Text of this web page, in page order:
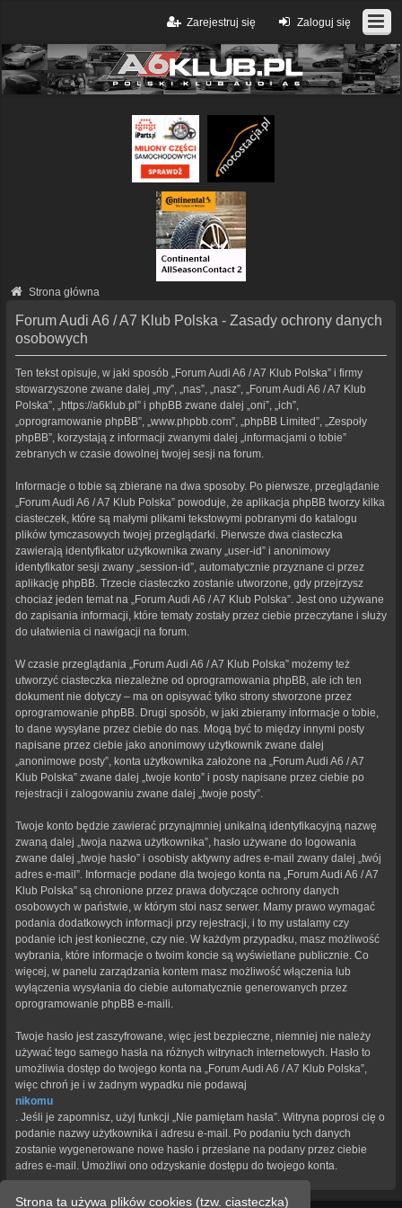
Strona ta używa plików cookies (tzw. ciasteczka)
Zaloguj się
Zarejestruj się
Strona główna
Forum Audi A6 / A7 Klub Polska - Zasady ochrony danych
osobowych
Ten tekst opisuje, w jaki sposób „Forum Audi A6 / A7 Klub Polska” i firmy
stowarzyszone zwane dalej „my”, „nas”, „nasz”, „Forum Audi A6 / A7 Klub
Polska”, „https://a6klub.pl” i phpBB zwane dalej „oni”, „ich”,
„oprogramowanie phpBB”, „www.phpbb.com”, „phpBB Limited”, „Zespoły
phpBB”, korzystają z informacji zwanymi dalej „informacjami o tobie”
zebranych w czasie dowolnej twojej sesji na forum.
Informacje o tobie są zbierane na dwa sposoby. Po pierwsze, przeglądanie
„Forum Audi A6 / A7 Klub Polska” powoduje, że aplikacja phpBB tworzy kilka
ciasteczek, które są małymi plikami tekstowymi pobranymi do katalogu
plików tymczasowych twojej przeglądarki. Pierwsze dwa ciasteczka
zawierają identyfikator użytkownika zwany „user-id” i anonimowy
identyfikator sesji zwany „session-id”, automatycznie przyznane ci przez
aplikację phpBB. Trzecie ciasteczko zostanie utworzone, gdy przejrzysz
chociaż jeden temat na „Forum Audi A6 / A7 Klub Polska”. Jest ono używane
do zapisania informacji, które tematy zostały przez ciebie przeczytane i służy
do ułatwienia ci nawigacji na forum.
W czasie przeglądania „Forum Audi A6 / A7 Klub Polska” możemy też
utworzyć ciasteczka niezależne od oprogramowania phpBB, ale ich ten
dokument nie dotyczy – ma on opisywać tylko strony stworzone przez
oprogramowanie phpBB. Drugi sposób, w jaki zbieramy informacje o tobie,
to dane wysyłane przez ciebie do nas. Mogą być to między innymi posty
napisane przez ciebie jako anonimowy użytkownik zwane dalej
„anonimowe posty”, konta użytkownika założone na „Forum Audi A6 / A7
Klub Polska” zwane dalej „twoje konto” i posty napisane przez ciebie po
rejestracji i zalogowaniu zwane dalej „twoje posty”.
Twoje konto będzie zawierać przynajmniej unikalną identyfikacyjną nazwę
zwaną dalej „twoja nazwa użytkownika”, hasło używane do logowania
zwane dalej „twoje hasło” i osobisty aktywny adres e-mail zwany dalej „twój
adres e-mail”. Informacje podane dla twojego konta na „Forum Audi A6 / A7
Klub Polska” są chronione przez prawa dotyczące ochrony danych
osobowych w państwie, w którym stoi nasz serwer. Mamy prawo wymagać
podania dodatkowych informacji przy rejestracji, i to my ustalamy czy
podanie ich jest konieczne, czy nie. W każdym przypadku, masz możliwość
wybrania, które informacje o twoim koncie są wyświetlane publicznie. Co
więcej, w panelu zarządzania kontem masz możliwość włączenia lub
wyłączenia wysyłania do ciebie automatycznie generowanych przez
oprogramowanie phpBB e-maili.
Twoje hasło jest zaszyfrowane, więc jest bezpieczne, niemniej nie należy
używać tego samego hasła na różnych witrynach internetowych. Hasło to
umożliwia dostęp do twojego konta na „Forum Audi A6 / A7 Klub Polska”,
więc chroń je i w żadnym wypadku nie podawaj
nikomu
. Jeśli je zapomnisz, użyj funkcji „Nie pamiętam hasła”. Witryna poprosi cię o
podanie nazwy użytkownika i adresu e-mail. Po podaniu tych danych
zostanie wygenerowane nowe hasło i przesłane na podany przez ciebie
adres e-mail. Umożliwi ono odzyskanie dostępu do twojego konta.